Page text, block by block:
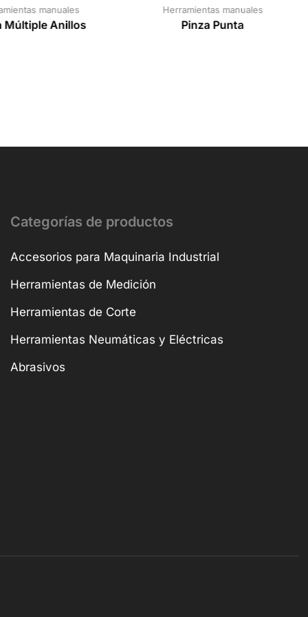
manuales
Múltiple Anillos
Herramientas manuales
Pinza Punta
Categorías de productos
Accesorios para Maquinaria Industrial
Herramientas de Medición
Herramientas de Corte
Herramientas Neumáticas y Eléctricas
Abrasivos